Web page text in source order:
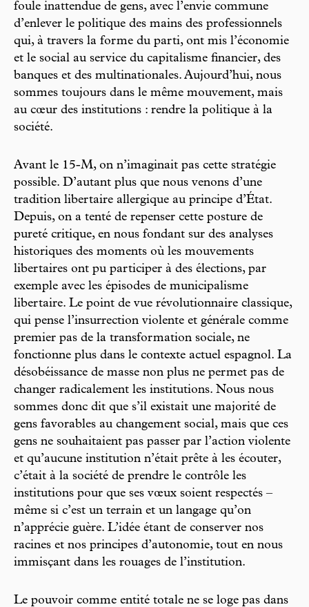
foule inattendue de gens, avec l’envie commune
d’enlever le politique des mains des professionnels
qui, à travers la forme du parti, ont mis l’économie
et le social au service du capitalisme financier, des
banques et des multinationales. Aujourd’hui, nous
sommes toujours dans le même mouvement, mais
au cœur des institutions : rendre la politique à la
société.
Avant le 15-M, on n’imaginait pas cette stratégie
possible. D’autant plus que nous venons d’une
tradition libertaire allergique au principe d’État.
Depuis, on a tenté de repenser cette posture de
pureté critique, en nous fondant sur des analyses
historiques des moments où les mouvements
libertaires ont pu participer à des élections, par
exemple avec les épisodes de municipalisme
libertaire. Le point de vue révolutionnaire classique,
qui pense l’insurrection violente et générale comme
premier pas de la transformation sociale, ne
fonctionne plus dans le contexte actuel espagnol. La
désobéissance de masse non plus ne permet pas de
changer radicalement les institutions. Nous nous
sommes donc dit que s’il existait une majorité de
gens favorables au changement social, mais que ces
gens ne souhaitaient pas passer par l’action violente
et qu’aucune institution n’était prête à les écouter,
c’était à la société de prendre le contrôle les
institutions pour que ses vœux soient respectés –
même si c’est un terrain et un langage qu’on
n’apprécie guère. L’idée étant de conserver nos
racines et nos principes d’autonomie, tout en nous
immisçant dans les rouages de l’institution.
Le pouvoir comme entité totale ne se loge pas dans